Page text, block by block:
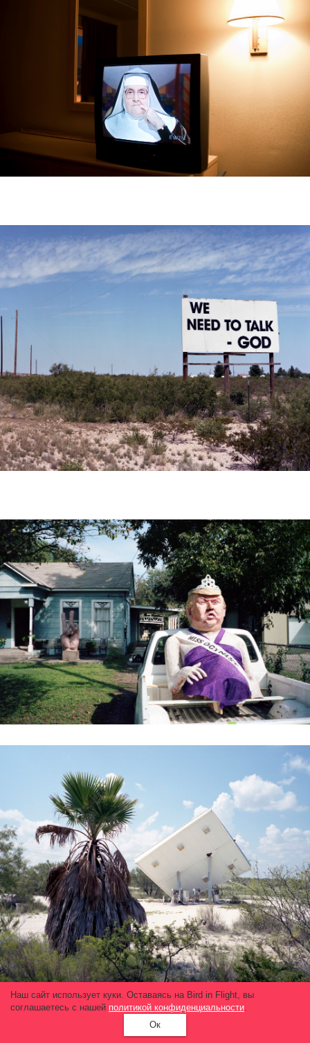
Как показать Bird in Flight свой фотопроект
Наш сайт использует куки. Оставаясь на Bird in Flight, вы
соглашаетесь с нашей политикой конфиденциальности.
Ок